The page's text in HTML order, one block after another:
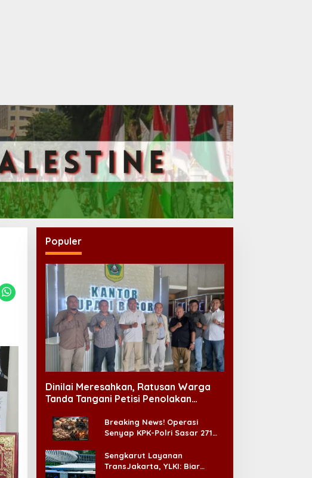
Populer
Dinilai Meresahkan, Ratusan Warga
Tanda Tangani Petisi Penolakan
Breaking News! Operasi
Senyap KPK-Polri Sasar 271
Ada ‘Badai Pemeriksaan’
Sengkarut Layanan
TransJakarta, YLKI: Biar